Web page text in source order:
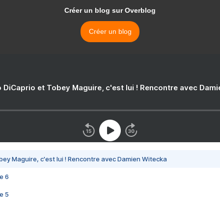
Créer un blog sur Overblog
Créer un blog
DiCaprio et Tobey Maguire, c'est lui ! Rencontre avec
Maguire, c'est lui ! Rencontre avec Damien Witecka
6
5